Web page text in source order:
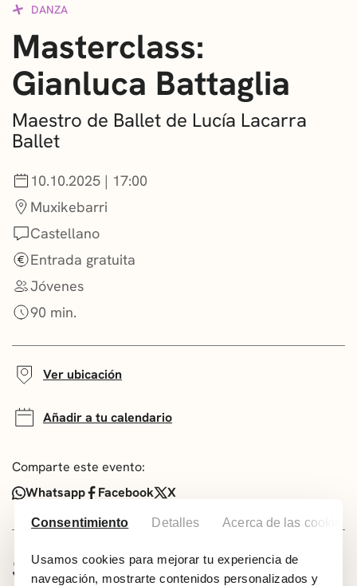
Consentimiento Detalles Acerca de las cookies
Usamos cookies para mejorar tu experiencia de
navegación, mostrarte contenidos personalizados y
NOTICIAS
GETXO KULTURA
ASOCIACIONES CULTURALES
DANZA
Masterclass:
Gianluca Battaglia
Maestro de Ballet de Lucía Lacarra
Ballet
10.10.2025 | 17:00
Muxikebarri
Castellano
Entrada gratuita
Jóvenes
90 min.
Ver ubicación
Añadir a tu calendario
Comparte este evento:
Whatsapp
Facebook X
SOBRE LA ACTIVIDAD